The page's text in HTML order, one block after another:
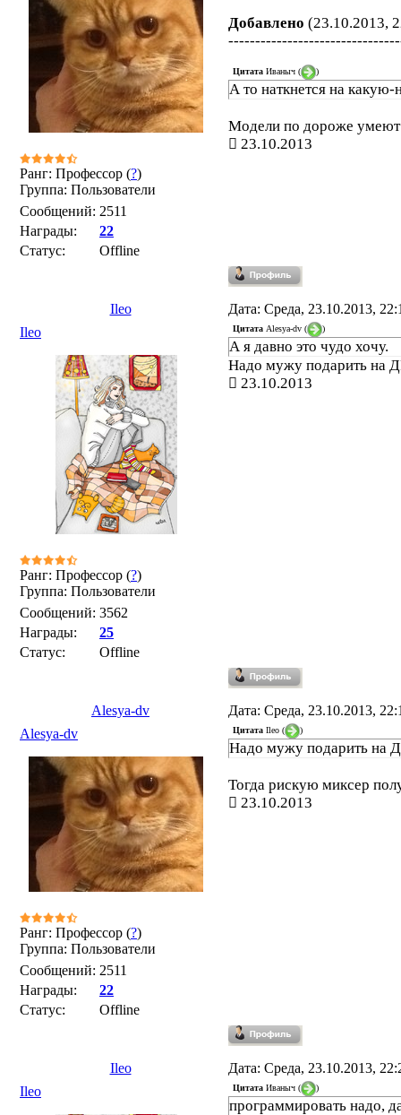
Ранг: Профессор (?)
Группа: Пользователи
Сообщений: 2511
Награды:
22
Статус:
Offline
Добавлено (23.10.2013,
Цитата Иваныч ( )
А то наткнется на
Модели по дороже умеют
23.10.2013
Ileo
Дата: Среда, 23.10.2013,
Ileo
Ранг: Профессор (?)
Группа: Пользователи
Сообщений: 3562
Награды:
25
Статус:
Offline
Цитата Alesya-dv ( )
А я давно это чудо хочу.
Надо мужу подарить на
23.10.2013
Alesya-dv
Дата: Среда, 23.10.2013,
Alesya-dv
Ранг: Профессор (?)
Группа: Пользователи
Сообщений: 2511
Награды:
22
Статус:
Offline
Цитата Ileo ( )
Надо мужу подарить на
Тогда рискую миксер
23.10.2013
Ileo
Дата: Среда, 23.10.2013,
Ileo
Цитата Иваныч ( )
программировать надо,